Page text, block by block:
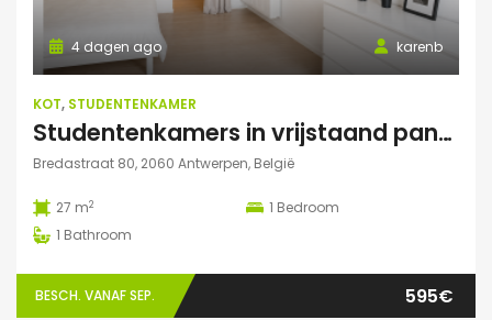
karenb
4 dagen ago
KOT, STUDENTENKAMER
Studentenkamers in vrijstaand pand ‘De Drie Snellen’.
Bredastraat 80, 2060 Antwerpen, België
27 m2 1 Bedroom
1 Bathroom
BESCH. VANAF SEP. 595€